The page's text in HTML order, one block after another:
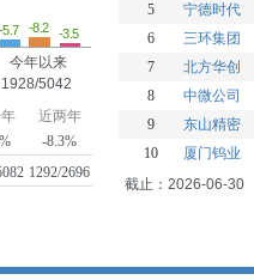
-5.7 -8.2 -3.5
今年以来
1928/5042
近两年
-8.3%
1292/2696
5
宁德时代
6
三环集团
7
北方华创
8
中微公司
9
东山精密
10
厦门钨业
截止：2026-06-30